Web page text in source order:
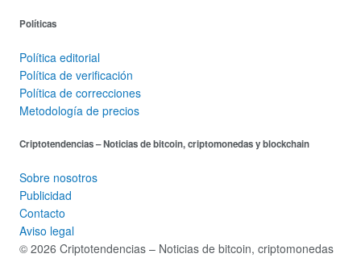
Políticas
Política editorial
Política de verificación
Política de correcciones
Metodología de precios
Criptotendencias – Noticias de bitcoin, criptomonedas y blockchain
Sobre nosotros
Publicidad
Contacto
Aviso legal
© 2026 Criptotendencias – Noticias de bitcoin, criptomonedas